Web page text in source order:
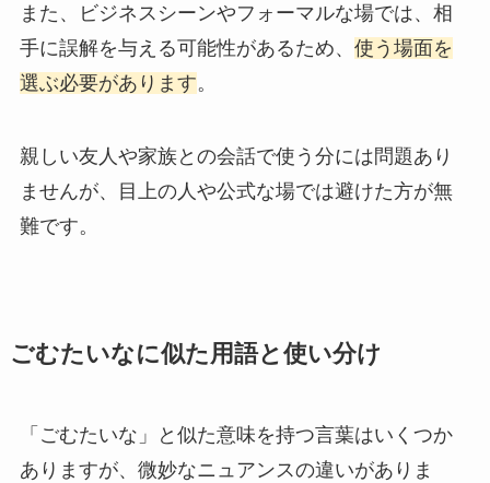
また、ビジネスシーンやフォーマルな場では、相
手に誤解を与える可能性があるため、 使う場面を
選ぶ必要があります。
親しい友人や家族との会話で使う分には問題あり
ませんが、目上の人や公式な場では避けた方が無
難です。
ごむたいなに似た用語と使い分け
「ごむたいな」と似た意味を持つ言葉はいくつか
ありますが、微妙なニュアンスの違いがありま